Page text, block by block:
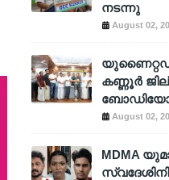
നടന്നു
August 02,
യുണൈറ്റഡ്
കണ്ണൂർ
August 02,
MDMA